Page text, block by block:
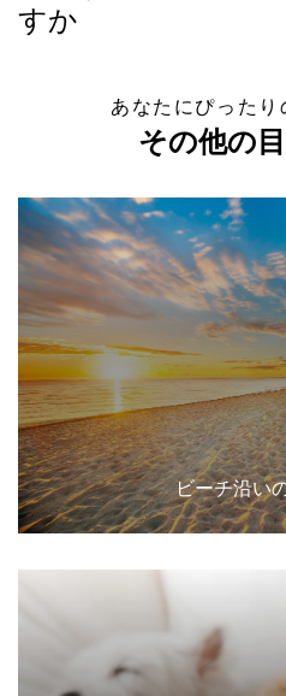
すか
あなたにぴったり
その他の
ビーチ沿い